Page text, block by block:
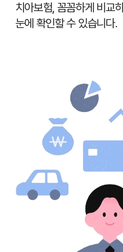
치아보험, 꼼꼼하게 비교
눈에 확인할 수 있습니다.